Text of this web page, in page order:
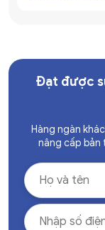
Đạt được
Hàng ngàn
nâng cấp bản